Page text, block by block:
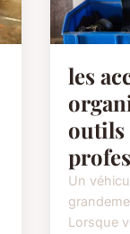
les
outils
Un
Lorsque